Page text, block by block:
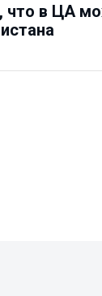
что в ЦА